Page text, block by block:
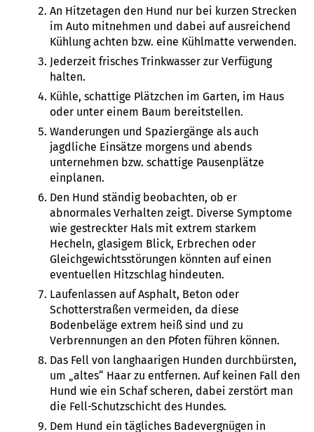
An Hitzetagen den Hund nur bei kurzen Strecken
im Auto mitnehmen und dabei auf ausreichend
Kühlung achten bzw. eine Kühlmatte verwenden.
Jederzeit frisches Trinkwasser zur Verfügung
halten.
Kühle, schattige Plätzchen im Garten, im Haus
oder unter einem Baum bereitstellen.
Wanderungen und Spaziergänge als auch
jagdliche Einsätze morgens und abends
unternehmen bzw. schattige Pausenplätze
einplanen.
Den Hund ständig beobachten, ob er
abnormales Verhalten zeigt. Diverse Symptome
wie gestreckter Hals mit extrem starkem
Hecheln, glasigem Blick, Erbrechen oder
Gleichgewichtsstörungen könnten auf einen
eventuellen Hitzschlag hindeuten.
Laufenlassen auf Asphalt, Beton oder
Schotterstraßen vermeiden, da diese
Bodenbeläge extrem heiß sind und zu
Verbrennungen an den Pfoten führen können.
Das Fell von langhaarigen Hunden durchbürsten,
um „altes“ Haar zu entfernen. Auf keinen Fall den
Hund wie ein Schaf scheren, dabei zerstört man
die Fell-Schutzschicht des Hundes.
Dem Hund ein tägliches Badevergnügen in